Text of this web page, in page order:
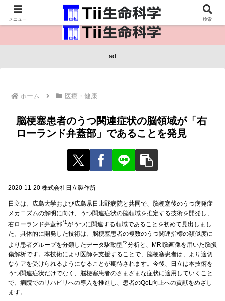
医療保健・生命・生物の情報インフラ。
ad
ホーム 医療・健康
脳梗塞患者のうつ関連症状の脳領域が「右
ローランド弁蓋部」であることを発見
2020-11-20 株式会社日立製作所
日立は、広島大学および広島県日比野病院と共同で、脳梗塞後のうつ病発症
メカニズムの解明に向け、うつ関連症状の脳領域を推定する技術を開発し、
右ローランド弁蓋部*1がうつに関連する領域であることを初めて見出しまし
た。具体的に開発した技術は、脳梗塞患者の複数のうつ関連指標の類似度に
より患者グループを分類したデータ駆動型*2分析と、MRI脳画像を用いた脳損
傷解析です。本技術により医師を支援することで、脳梗塞患者は、より適切
なケアを受けられるようになることが期待されます。今後、日立は本技術を
うつ関連症状だけでなく、脳梗塞患者のさまざまな症状に適用していくこと
で、病院でのリハビリへの導入を推進し、患者のQoL向上への貢献をめざし
ます。
メニュー 検索